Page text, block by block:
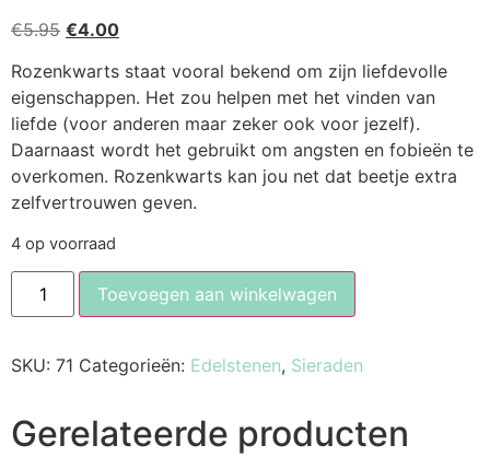
€5.95 €4.00
Rozenkwarts staat vooral bekend om zijn liefdevolle
eigenschappen. Het zou helpen met het vinden van
liefde (voor anderen maar zeker ook voor jezelf).
Daarnaast wordt het gebruikt om angsten en fobieën te
overkomen. Rozenkwarts kan jou net dat beetje extra
zelfvertrouwen geven.
4 op voorraad
Toevoegen aan winkelwagen
SKU: 71 Categorieën: Edelstenen, Sieraden
Gerelateerde producten